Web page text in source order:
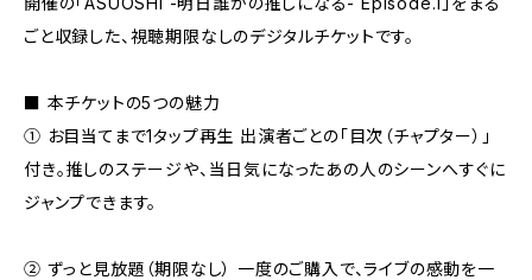
ごと収録した、視聴期限なしのデジタルチケットです。
■ 本チケットの5つの魅力
① お目当てまで1タップ再生 出演者ごとの「目次（チャプター）」
付き。推しのステージや、当日気になったあの人のシーンへすぐに
ジャンプできます。
② ずっと見放題（期限なし） 一度のご購入で、ライブの感動を一